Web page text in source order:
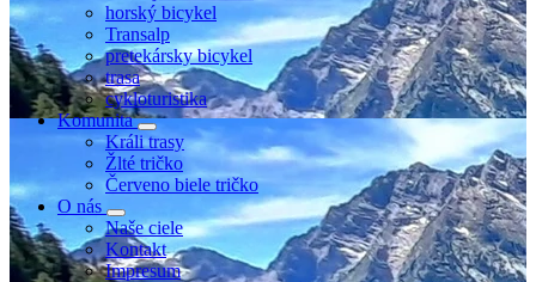
horský bicykel
Transalp
pretekársky bicykel
trasa
cykloturistika
Komunita
Králi trasy
Žlté tričko
Červeno biele tričko
O nás
Naše ciele
Kontakt
Impresum